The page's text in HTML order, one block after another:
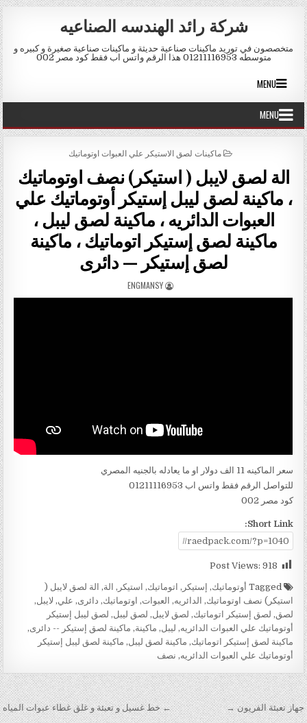
Skip to content
شركة رائد الهندسه الصناعيه
متخصصون في توريد ماكينات صناعية حديثة و ماكينات صناعية صغيرة و كبيره و
متوسطه 01211116953 هذا الرقم واتس اب فقط كود مصر 002
MENU
MENU
POSTED IN
ماكينات لصق الاستيكر علي العبوات اوتوماتيك
الة لصق لايبل ( استيكر) نصف اوتوماتيك
، ماكينة لصق ليبل إستيكر أوتوماتيك علي
العبوات الدائريه ، ماكينة لصق ليبل ،
ماكينة لصق إستيكر اتوماتيك ، ماكينة
لصق إستيكر — دائرى
AUTHOR:
ENGMANSY
سعر الماكينه 11 الف دولار او ما يعادله بالجنيه المصري
للتواصل الرقم فقط واتس اب 01211116953
كود مصر 002
Short Link:
Post Views: 918
أوتوماتيك, إستيكر , اتوماتيك, استيكر , الة,
الة لصق لايبل (
استيكر) نصف اوتوماتيك, الدائريه, العبوات, اوتوماتيك, دائرى, علي, لايبل,
لصق, لصق إستيكر اتوماتيك, لصق لايبل, لصق ليبل, لصق ليبل إستيكر
أوتوماتيك علي العبوات الدائريه, ليبل, ماكينة, ماكينة لصق إستيكر -- دائرى,
ماكينة لصق إستيكر اتوماتيك, ماكينة لصق ليبل, ماكينة لصق ليبل إستيكر
أوتوماتيك علي العبوات الدائريه, نصف
تصفّح المقالات ← خط غسيل و تعبئة و غلق غطاء عبوات المياه جهاز تعبئة الفريون →